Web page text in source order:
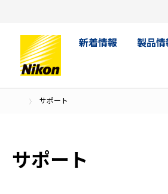
新着情報 製品情
サポート
サポート